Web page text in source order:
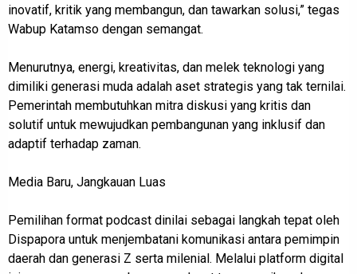
inovatif, kritik yang membangun, dan tawarkan solusi,” tegas
Wabup Katamso dengan semangat.
Menurutnya, energi, kreativitas, dan melek teknologi yang
dimiliki generasi muda adalah aset strategis yang tak ternilai.
Pemerintah membutuhkan mitra diskusi yang kritis dan
solutif untuk mewujudkan pembangunan yang inklusif dan
adaptif terhadap zaman.
Media Baru, Jangkauan Luas
Pemilihan format podcast dinilai sebagai langkah tepat oleh
Dispapora untuk menjembatani komunikasi antara pemimpin
daerah dan generasi Z serta milenial. Melalui platform digital